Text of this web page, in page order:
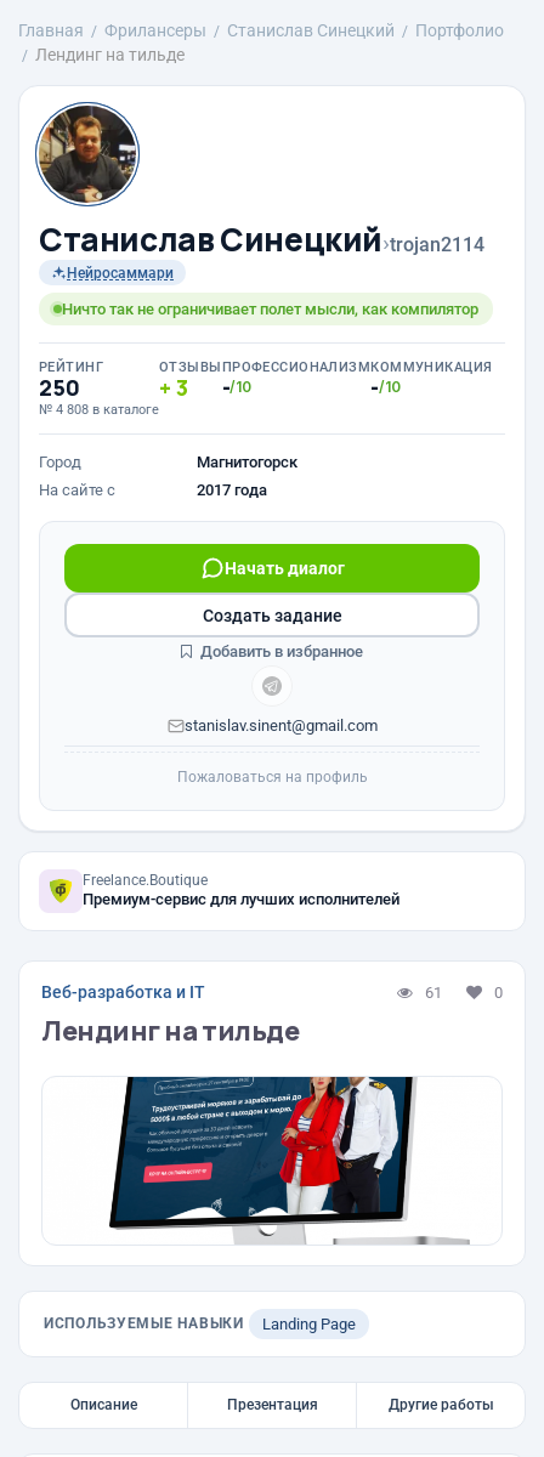
Главная Фрилансеры Станислав Синецкий
Портфолио
Лендинг на тильде
Станислав Синецкий›trojan2114
Нейросаммари
Ничто так не ограничивает полет мысли, как компилятор
РЕЙТИНГ
250
№ 4 808 в каталоге
ОТЗЫВЫ
3
ПРОФЕССИОНАЛИЗМ
-/10
КОММУНИКАЦИЯ
-/10
Город
Магнитогорск
На сайте с
2017 года
Начать диалог
stanislav.sinent@gmail.com
Создать задание
Добавить в избранное
Пожаловаться на профиль
Freelance.Boutique
Премиум-сервис для лучших исполнителей
Веб-разработка и IT 61 0
Лендинг на тильде
ИСПОЛЬЗУЕМЫЕ НАВЫКИ Landing Page
Описание Презентация Другие работы